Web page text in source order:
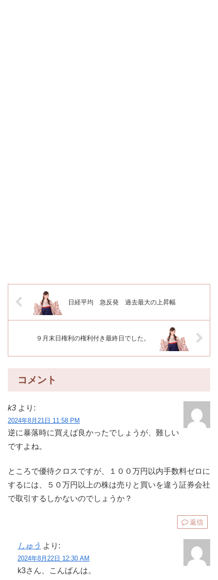
日経平均 急反発 過去最大の上昇幅
９月末日権利の権利付き最終日でした。
コメント
k3 より:
2024年8月21日 11:58 PM
逆に暴落時に買えば良かったでしょうが、難しい
ですよね。
ところで優待クロスですが、１００万円以内手数料ゼロに
するには、５０万円以上の株は売りと買いを違う証券会社
で取引するしかないのでしょうか？
返信
しゅう より:
2024年8月22日 12:30 AM
k3さん、こんばんは。